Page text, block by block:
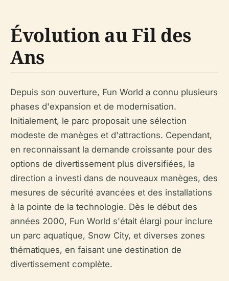
Évolution au Fil des
Ans
Depuis son ouverture, Fun World a connu plusieurs
phases d'expansion et de modernisation.
Initialement, le parc proposait une sélection
modeste de manèges et d'attractions. Cependant,
en reconnaissant la demande croissante pour des
options de divertissement plus diversifiées, la
direction a investi dans de nouveaux manèges, des
mesures de sécurité avancées et des installations
à la pointe de la technologie. Dès le début des
années 2000, Fun World s'était élargi pour inclure
un parc aquatique, Snow City, et diverses zones
thématiques, en faisant une destination de
divertissement complète.